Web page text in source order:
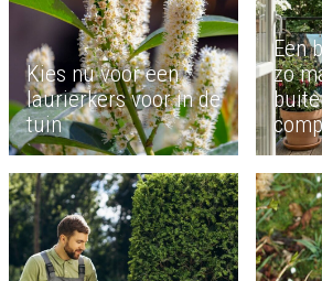
Kies nu voor een
laurierkers voor in de
tuin
Een
zo